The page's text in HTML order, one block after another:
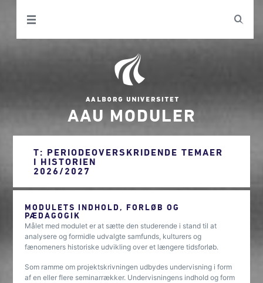
AAU MODULER
T: PERIODEOVERSKRIDENDE TEMAER
I HISTORIEN
2026/2027
MODULETS INDHOLD, FORLØB OG
PÆDAGOGIK
Målet med modulet er at sætte den studerende i stand til at
analysere og formidle udvalgte samfunds, kulturers og
fænomeners historiske udvikling over et længere tidsforløb.
Som ramme om projektskrivningen udbydes undervisning i form
af en eller flere seminarrækker. Undervisningens indhold og form